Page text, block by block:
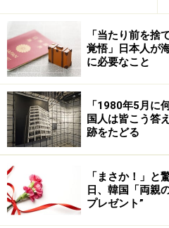
「当たり前を捨
覚悟」日本人が
に必要なこと
「1980年5月に
国人は皆こう答
跡をたどる
「まさか！」と
日、韓国「両親
プレゼント”